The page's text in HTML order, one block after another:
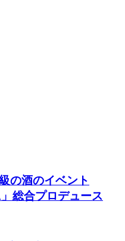
の酒のイベント
総合プロデュース